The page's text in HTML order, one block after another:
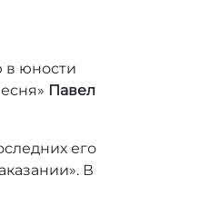
в юности
Павел
его
В